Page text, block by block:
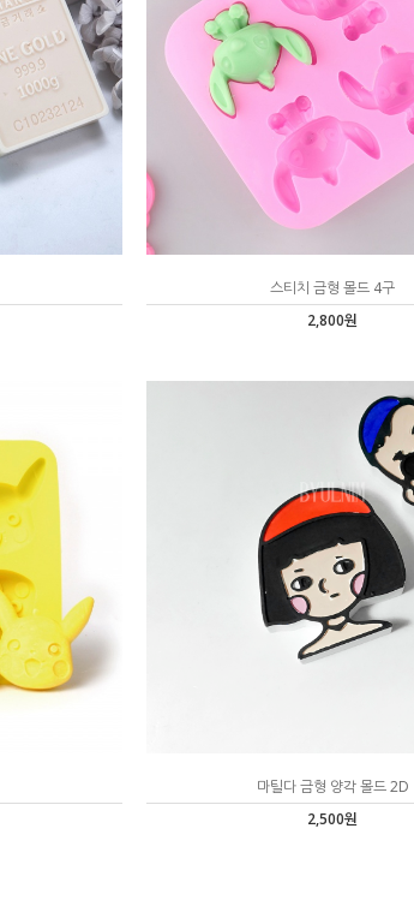
스티치 금형 몰드 4구
2,800원
마틸다 금형 양각 몰드 2D
2,500원